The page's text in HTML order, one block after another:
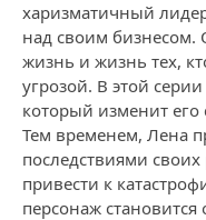
харизматичный
над своим бизнесом.
жизнь и жизнь тех,
угрозой. В этой
который изменит его
Тем временем, Лена
последствиями
привести к
персонаж